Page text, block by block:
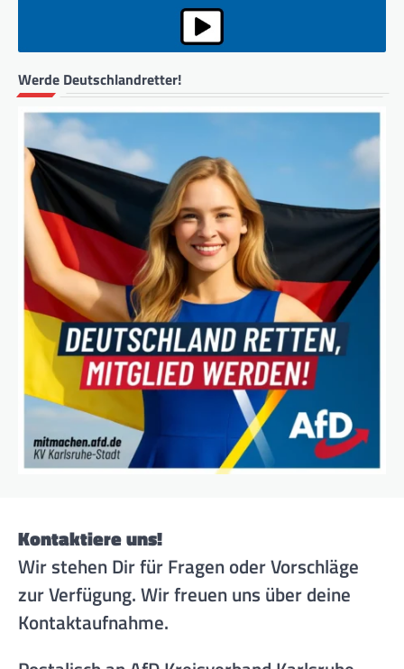
Werde Deutschlandretter!
Kontaktiere uns!
Wir stehen Dir für Fragen oder Vorschläge
zur Verfügung. Wir freuen uns über deine
Kontaktaufnahme.